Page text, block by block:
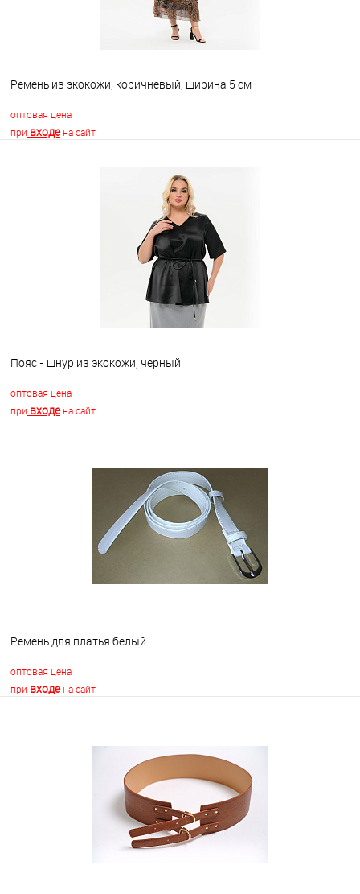
Ремень из экокожи, коричневый, ширина 5 см
оптовая цена
при входена сайт
В корзину
Пояс - шнур из экокожи, черный
оптовая цена
при входена сайт
Недоступно
Ремень для платья белый
оптовая цена
при входена сайт
В наличии